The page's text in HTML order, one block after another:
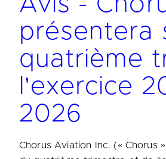
présentera
quatrième
l'exercice
2026
Chorus Aviation Inc. (« Chorus